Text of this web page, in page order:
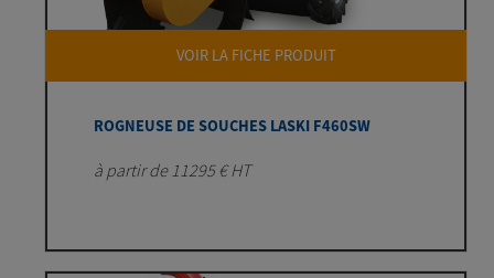
VOIR LA FICHE PRODUIT
ROGNEUSE DE SOUCHES LASKI F460SW
à partir de 11295 € HT